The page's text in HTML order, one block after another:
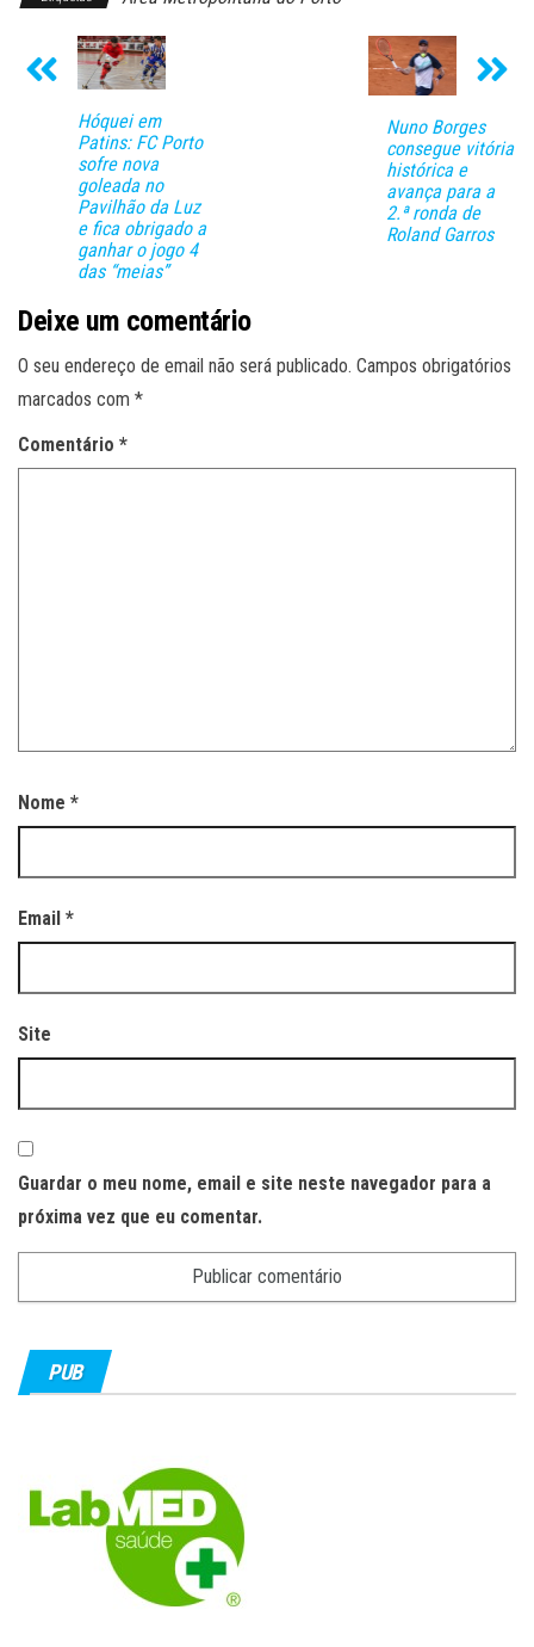
Hóquei em
Patins: FC Porto
sofre nova
goleada no
Pavilhão da Luz
e fica obrigado a
ganhar o jogo 4
das “meias”
Nuno Borges
consegue vitória
histórica e
avança para a
2.ª ronda de
Roland Garros
Deixe um comentário
O seu endereço de email não será publicado. Campos obrigatórios
marcados com *
Comentário *
Nome *
Email *
Site
Guardar o meu nome, email e site neste navegador para a
próxima vez que eu comentar.
PUB